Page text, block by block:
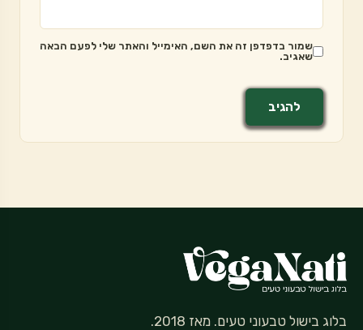
שמור בדפדפן זה את השם, האימייל והאתר שלי לפעם הבאה
שאגיב.
בלוג בישול טבעוני טעים. מאז 2018.